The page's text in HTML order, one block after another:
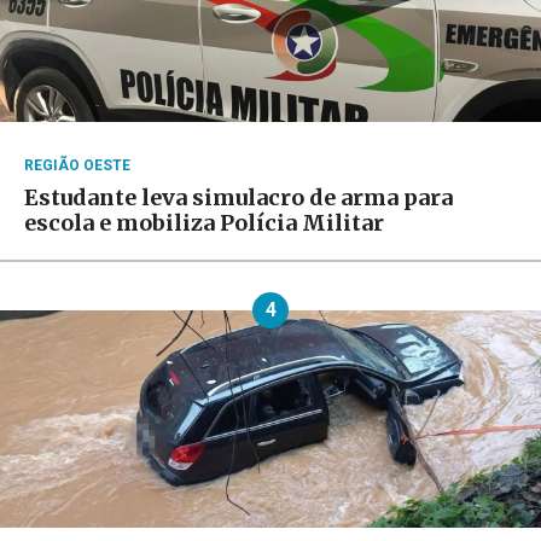
REGIÃO OESTE
Estudante leva simulacro de arma para
escola e mobiliza Polícia Militar
4